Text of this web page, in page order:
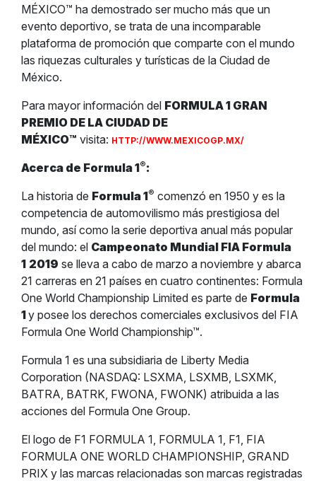
MÉXICO™ ha demostrado ser mucho más que un
evento deportivo, se trata de una incomparable
plataforma de promoción que comparte con el mundo
las riquezas culturales y turísticas de la Ciudad de
México.
Para mayor información del FORMULA 1 GRAN
PREMIO DE LA CIUDAD DE
MÉXICO™ visita: HTTP://WWW.MEXICOGP.MX/
Acerca de Formula 1®:
La historia de Formula 1® comenzó en 1950 y es la
competencia de automovilismo más prestigiosa del
mundo, así como la serie deportiva anual más popular
del mundo: el Campeonato Mundial FIA Formula
1 2019 se lleva a cabo de marzo a noviembre y abarca
21 carreras en 21 países en cuatro continentes: Formula
One World Championship Limited es parte de Formula
1y posee los derechos comerciales exclusivos del FIA
Formula One World Championship™.
Formula 1 es una subsidiaria de Liberty Media
Corporation (NASDAQ: LSXMA, LSXMB, LSXMK,
BATRA, BATRK, FWONA, FWONK) atribuida a las
acciones del Formula One Group.
El logo de F1 FORMULA 1, FORMULA 1, F1, FIA
FORMULA ONE WORLD CHAMPIONSHIP, GRAND
PRIX y las marcas relacionadas son marcas registradas